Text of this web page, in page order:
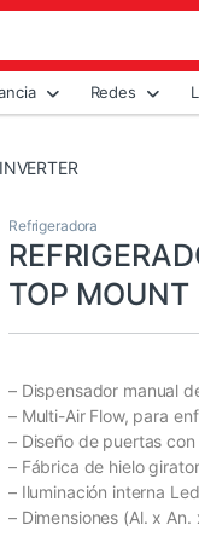
Redes
Refrigeradora
TOP MOUNT
– Dispensador manual
– Multi-Air Flow, para
– Diseño de puertas
– Fábrica de hielo
– Iluminación interna
– Dimensiones (Al. x